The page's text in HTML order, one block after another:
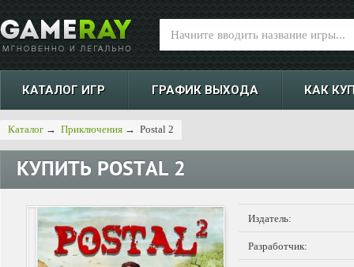
КАТАЛОГ ИГР ГРАФИК ВЫХОДА КАК
Каталог → Приключения → Postal 2
КУПИТЬ POSTAL 2
Издатель:
Разработчик: